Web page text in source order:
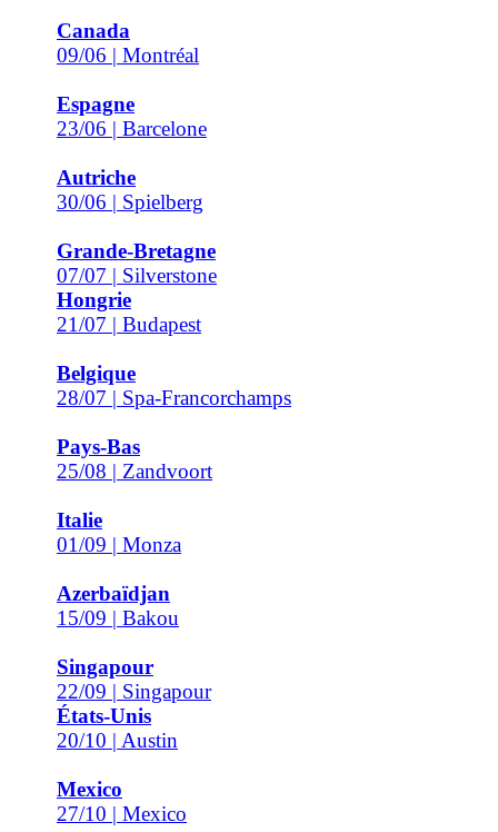
Canada
09/06 | Montréal
Espagne
23/06 | Barcelone
Autriche
30/06 | Spielberg
Grande-Bretagne
07/07 | Silverstone
Hongrie
21/07 | Budapest
Belgique
28/07 | Spa-Francorchamps
Pays-Bas
25/08 | Zandvoort
Italie
01/09 | Monza
Azerbaïdjan
15/09 | Bakou
Singapour
22/09 | Singapour
États-Unis
20/10 | Austin
Mexico
27/10 | Mexico